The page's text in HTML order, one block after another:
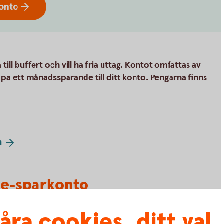
till buffert och vill ha fria uttag. Kontot omfattas av
ett månadssparande till ditt konto. Pengarna finns
sparkonto